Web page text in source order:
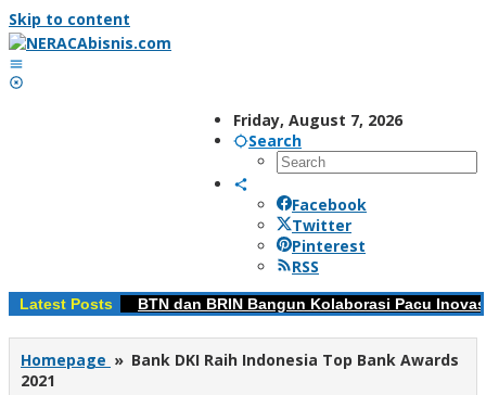
Skip to content
Friday, August 7, 2026
Search
Facebook
Twitter
Pinterest
RSS
Latest Posts BTN dan BRIN Bangun Kolaborasi Pacu
Homepage » Bank DKI Raih Indonesia Top Bank Awards
2021